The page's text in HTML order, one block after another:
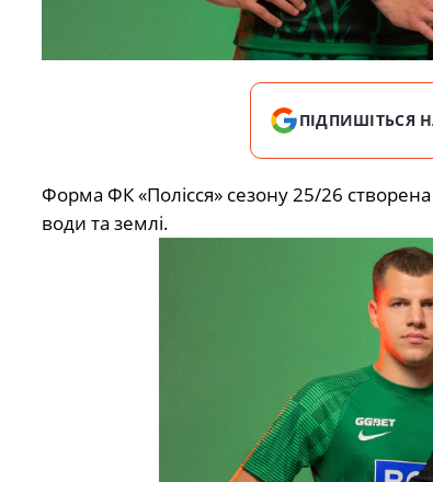
ПІДПИШІТЬСЯ
Форма ФК «Полісся» сезону 25/26
води та землі.